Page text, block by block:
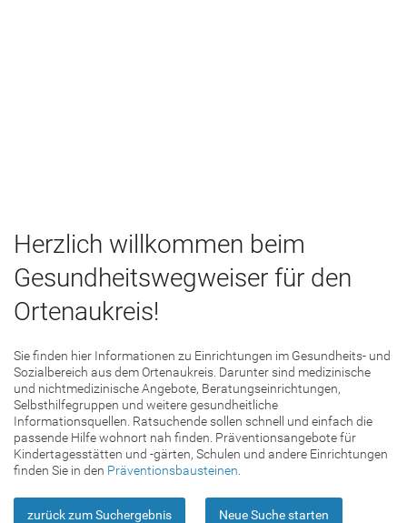
Herzlich willkommen beim
Gesundheitswegweiser für den
Ortenaukreis!
Sie finden hier Informationen zu Einrichtungen im Gesundheits- und
Sozialbereich aus dem Ortenaukreis. Darunter sind medizinische
und nichtmedizinische Angebote, Beratungseinrichtungen,
Selbsthilfegruppen und weitere gesundheitliche
Informationsquellen. Ratsuchende sollen schnell und einfach die
passende Hilfe wohnort nah finden. Präventionsangebote für
Kindertagesstätten und -gärten, Schulen und andere Einrichtungen
finden Sie in den Präventionsbausteinen
zurück zum Suchergebnis Neue Suche starten